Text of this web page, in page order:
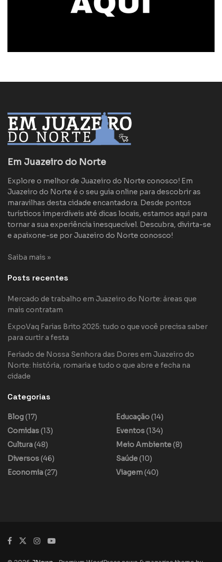
Em Juazeiro do Norte
Explore o melhor de Juazeiro do Norte conosco! Em
Juazeiro do Norte é o seu guia online para descobrir as
maravilhas desta cidade encantadora. Desde pontos
turísticos imperdíveis até dicas locais, estamos aqui para
tornar a sua experiência inesquecível. Descubra, divirta-se
e apaixone-se por Juazeiro do Norte conosco!
Saiba mais »
Posts recentes
Mercado de trabalho em Juazeiro do Norte: áreas que
mais contratam
ExpoVaq Farias Brito 2025: tudo o que você precisa saber
para curtir a festa
Feriado de Nossa Senhora das Dores em Juazeiro do
Norte: história, romaria e tudo o que abre e fecha na
cidade
Categorias
Blog(17)
Comidas(13)
Cultura(48)
Diversos(46)
Economia(27)
Educação(14)
Eventos(134)
Meio Ambiente(8)
Saúde(10)
Viagem(40)